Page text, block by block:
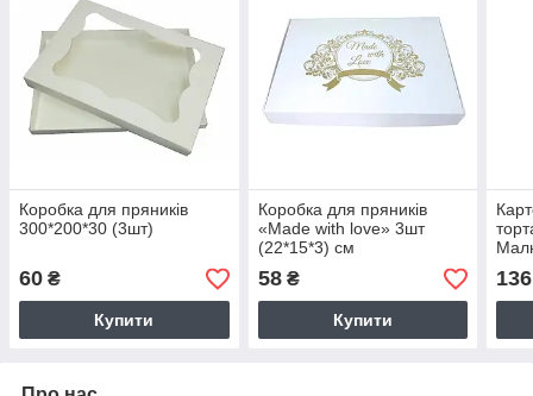
Коробка для пряників
300*200*30 (3шт)
60 ₴
Купити
Коробка для пряників
«Made with love» 3шт
(22*15*3) см
58₴
Купити
мм)
136